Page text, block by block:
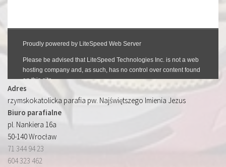
Adres
rzymskokatolicka parafia pw. Najświętszego Imienia Jezus
Biuro parafialne
pl. Nankiera 16a
50-140 Wrocław
71 344 94 23
604 323 462